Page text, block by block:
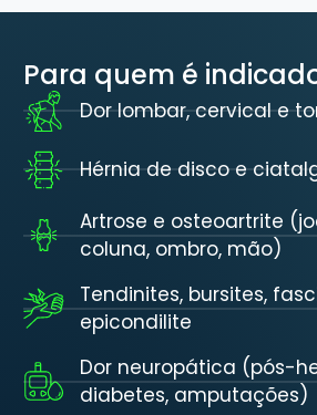
Para quem é
Dor lombar, cervical e
Hérnia de disco e
Artrose e osteoartrite
coluna, ombro, mão)
Tendinites, bursites,
epicondilite
Dor neuropática (pós-
diabetes, amputações)